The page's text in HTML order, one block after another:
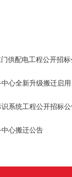
供配电工程公开招
心全新升级搬迁启用
系统工程公开招标
心搬迁公告